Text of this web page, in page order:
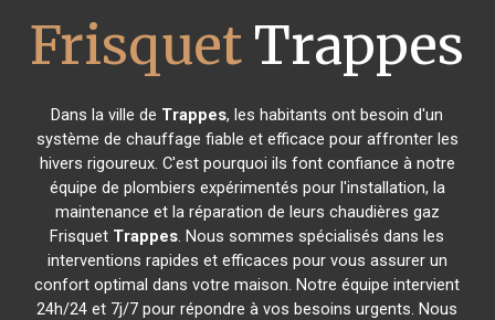
Frisquet Trappes
Dans la ville de Trappes, les habitants ont besoin d'un
système de chauffage fiable et efficace pour affronter les
hivers rigoureux. C'est pourquoi ils font confiance à notre
équipe de plombiers expérimentés pour l'installation, la
maintenance et la réparation de leurs chaudières gaz
Frisquet Trappes. Nous sommes spécialisés dans les
interventions rapides et efficaces pour vous assurer un
confort optimal dans votre maison. Notre équipe intervient
24h/24 et 7j/7 pour répondre à vos besoins urgents. Nous